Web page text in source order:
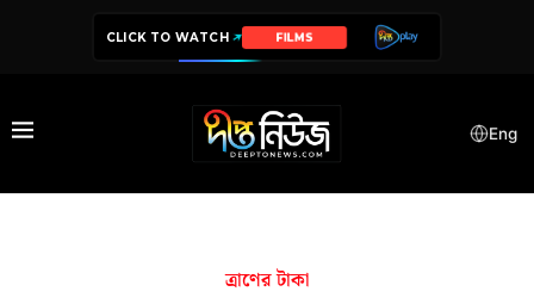
CLICK TO WATCH FILMS
Eng
ত্রাণের টাকা